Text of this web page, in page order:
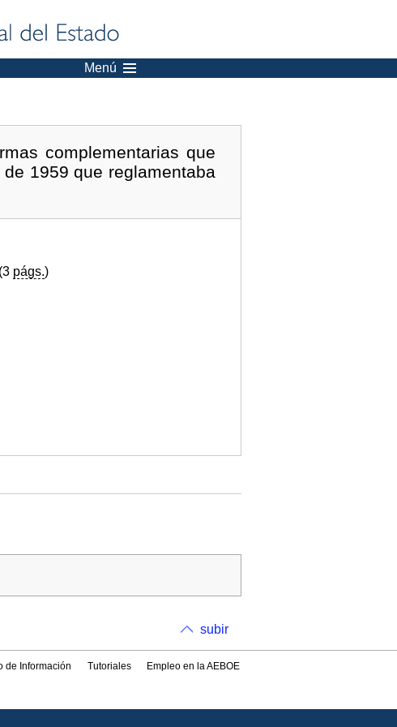
Menú
complementarias que
1959 que reglamentaba
págs.)
subir
de Información Tutoriales Empleo en la AEBOE